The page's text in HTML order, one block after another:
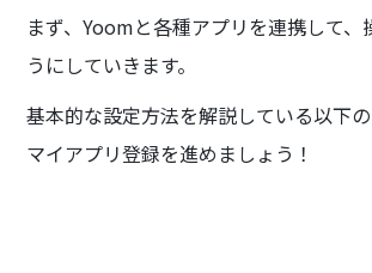
まず、Yoomと各種アプリを連携して、
うにしていきます。
基本的な設定方法を解説している以下の
マイアプリ登録を進めましょう！